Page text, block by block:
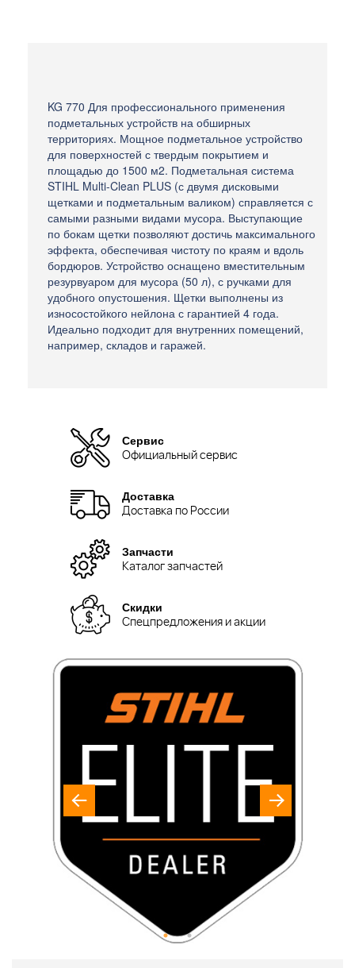
KG 770 Для профессионального применения
подметальных устройств на обширных
территориях. Мощное подметальное устройство
для поверхностей с твердым покрытием и
площадью до 1500 м2. Подметальная система
STIHL Multi-Clean PLUS (с двумя дисковыми
щетками и подметальным валиком) справляется с
самыми разными видами мусора. Выступающие
по бокам щетки позволяют достичь максимального
эффекта, обеспечивая чистоту по краям и вдоль
бордюров. Устройство оснащено вместительным
резурвуаром для мусора (50 л), с ручками для
удобного опустошения. Щетки выполнены из
износостойкого нейлона с гарантией 4 года.
Идеально подходит для внутренних помещений,
например, складов и гаражей.
Сервис
Официальный сервис
Доставка
Доставка по России
Запчасти
Каталог запчастей
Скидки
Спецпредложения и акции